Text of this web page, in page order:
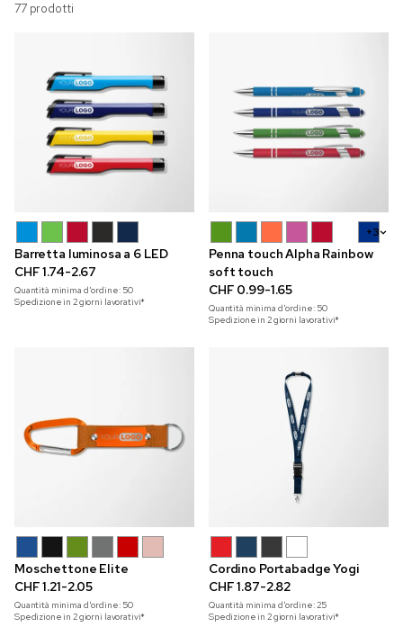
77 prodotti
Barretta luminosa a 6 LED
CHF 1.74-2.67
Quantità minima d'ordine: 50
Spedizione in 2 giorni lavorativi*
+3
Penna touch Alpha Rainbow
soft touch
CHF 0.99-1.65
Quantità minima d'ordine: 50
Spedizione in 2 giorni lavorativi*
Moschettone Elite
CHF 1.21-2.05
Quantità minima d'ordine: 50
Spedizione in 2 giorni lavorativi*
Cordino Portabadge Yogi
CHF 1.87-2.82
Quantità minima d'ordine:25
Spedizione in 2 giorni lavorativi*